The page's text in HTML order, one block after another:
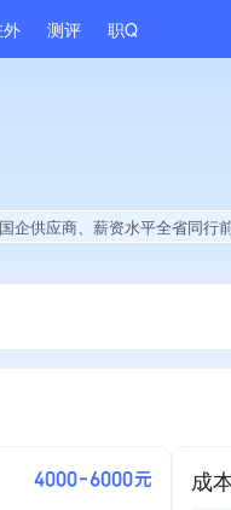
测评 职Q
前5%、知名品牌供应商、经营年限全国同行前5%、大学
4000-6000元 成